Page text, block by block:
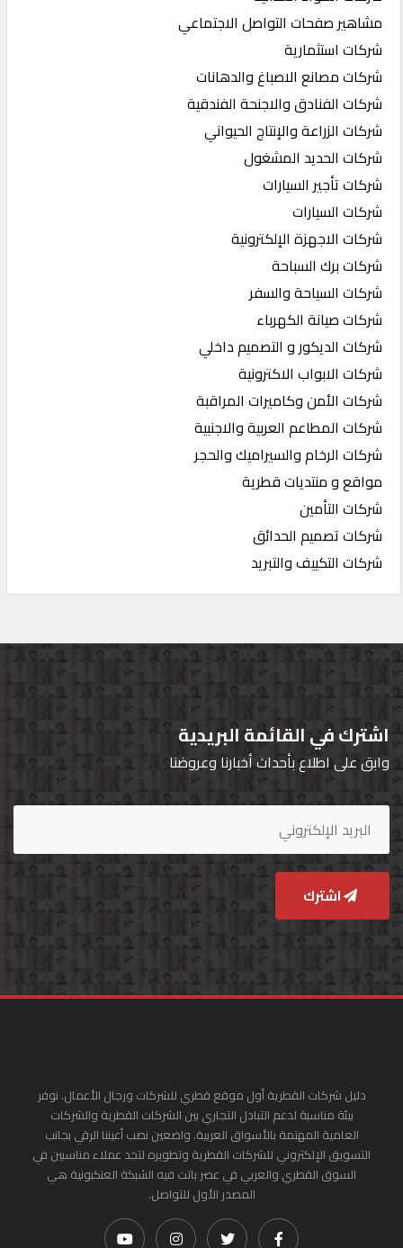
مشاهير صفحات التواصل الاجتماعي
شركات استثمارية
شركات مصانع الاصباغ والدهانات
شركات الفنادق والاجنحة الفندقية
شركات الزراعة والإنتاج الحيواني
شركات الحديد المشغول
شركات تأجير السيارات
شركات السيارات
شركات الاجهزة الإلكترونية
شركات برك السباحة
شركات السياحة والسفر
شركات صيانة الكهرباء
شركات الديكور و التصميم داخلي
شركات الابواب الاكترونية
شركات الأمن وكاميرات المراقبة
شركات المطاعم العربية والاجنبية
شركات الرخام والسيراميك والحجر
مواقع و منتديات قطرية
شركات التأمين
شركات تصميم الحدائق
شركات التكييف والتبريد
اشترك في القائمة البريدية
وابق على اطلاع بأحداث أخبارنا وعروضنا
اشترك
دليل شركات القطرية أول موقع قطري للشركات ورجال الأعمال. نوفر
بيئة مناسبة لدعم التبادل التجاري بين الشركات القطرية والشركات
العامية المهتمة بالأسواق العربية. واضعين نصب أعيننا الرقي بجانب
التسويق الإلكتروني للشركات القطرية وتطويره لتجد عملاء مناسبين في
السوق القطري والعربي في عصر باتت فيه الشبكة العنكبونية هي
المصدر الأول للتواصل.